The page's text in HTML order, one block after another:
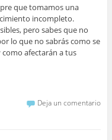
que tomamos una
incompleto.
pero sabes que no
lo que no sabrás como se
afectarán a tus
Deja un comentario